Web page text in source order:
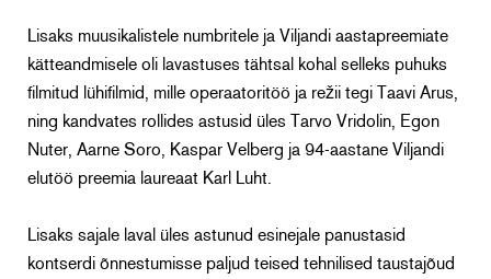
Lisaks muusikalistele numbritele ja Viljandi aastapreemiate
kätteandmisele oli lavastuses tähtsal kohal selleks puhuks
filmitud lühifilmid, mille operaatoritöö ja režii tegi Taavi Arus,
ning kandvates rollides astusid üles Tarvo Vridolin, Egon
Nuter, Aarne Soro, Kaspar Velberg ja 94-aastane Viljandi
elutöö preemia laureaat Karl Luht.
Lisaks sajale laval üles astunud esinejale panustasid
kontserdi õnnestumisse paljud teised tehnilised taustajõud